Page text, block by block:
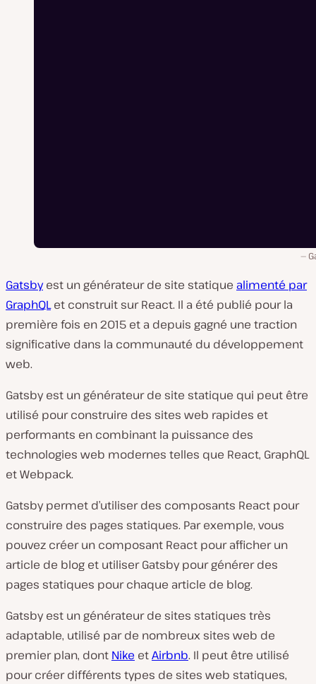
Gatsbyest un générateur de site statique alimenté par
GraphQLet construit sur React. Il a été publié pour la
première fois en 2015 et a depuis gagné une traction
significative dans la communauté du développement
web.
Gatsby est un générateur de site statique qui peut être
utilisé pour construire des sites web rapides et
performants en combinant la puissance des
technologies web modernes telles que React, GraphQL
et Webpack.
Gatsby permet d’utiliser des composants React pour
construire des pages statiques. Par exemple, vous
pouvez créer un composant React pour afficher un
article de blog et utiliser Gatsby pour générer des
pages statiques pour chaque article de blog.
Gatsby est un générateur de sites statiques très
adaptable, utilisé par de nombreux sites web de
premier plan, dont Nike etAirbnb. Il peut être utilisé
pour créer différents types de sites web statiques,